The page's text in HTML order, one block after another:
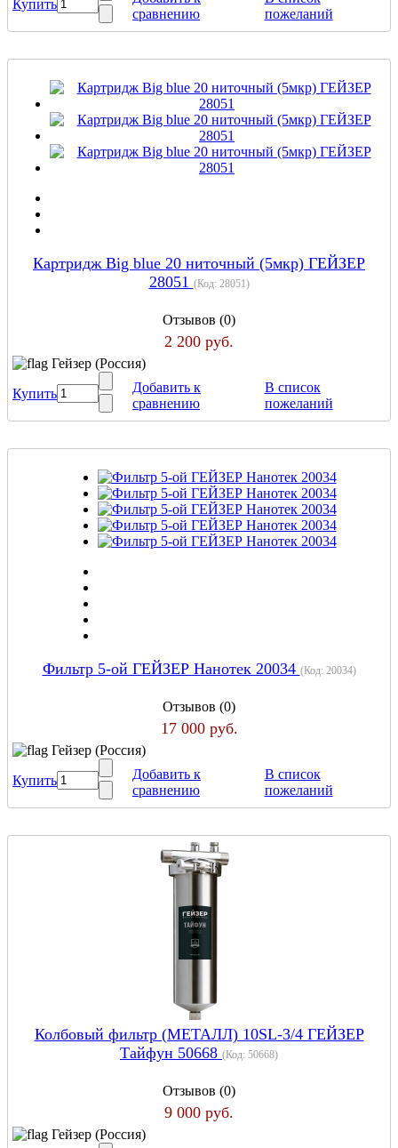
Купить
сравнению
пожеланий
Картридж Big blue 20 ниточный (5мкр) ГЕЙЗЕР
28051 (Код: 28051)
Отзывов (0)
2 200 руб.
Гейзер (Россия)
Купить
Добавить к
сравнению
В список
пожеланий
Фильтр 5-ой ГЕЙЗЕР Нанотек 20034 (Код: 20034)
Отзывов (0)
17 000 руб.
Гейзер (Россия)
Купить
Добавить к
сравнению
В список
пожеланий
Колбовый фильтр (МЕТАЛЛ) 10SL-3/4 ГЕЙЗЕР
Тайфун 50668 (Код: 50668)
Отзывов (0)
9 000 руб.
Гейзер (Россия)